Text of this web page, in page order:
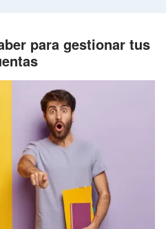
para gestionar tus